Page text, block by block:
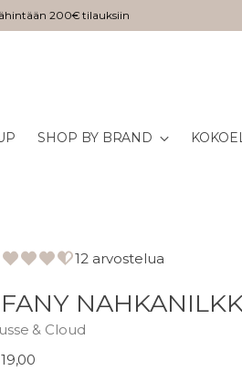
200€ tilauksiin
SHOP BY BRAND
12 arvostelua
& Cloud